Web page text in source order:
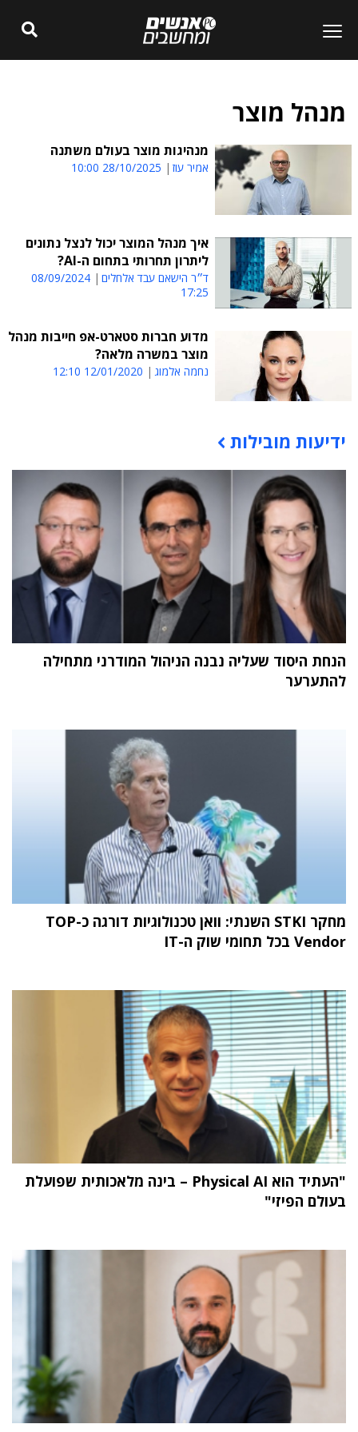
מנהל מוצר
מנהיגות מוצר בעולם משתנה
אמיר עוז 28/10/2025 10:00
איך מנהל המוצר יכול לנצל נתונים
ליתרון תחרותי בתחום ה-AI?
ד״ר הישאם עבד אלחלים
08/09/2024
17:25
מדוע חברות סטארט-אפ חייבות מנהל
מוצר במשרה מלאה?
נחמה אלמוג 12/01/2020 12:10
תוכן פרסומי
ידיעות מובילות
הנחת היסוד שעליה נבנה הניהול המודרני מתחילה
להתערער
מחקר STKI השנתי: וואן טכנולוגיות דורגה כ-TOP
Vendor בכל תחומי שוק ה-IT
"העתיד הוא Physical AI – בינה מלאכותית שפועלת
בעולם הפיזי"